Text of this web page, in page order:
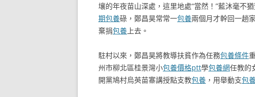
壤的年夜苗山深處，這里地處“當然！”藍沐毫不
期包養碌，鄭昌昊常常一包養兩個月才幹回一趟
棄捐包養 上去。
駐村以來，鄭昌昊將教導扶貧作為任務包養條件
州市柳北區桂景灣小包養價格ptt學包養網任教的
開黨鳩村烏英苗寨講授點支教包養 ，用舉動支包